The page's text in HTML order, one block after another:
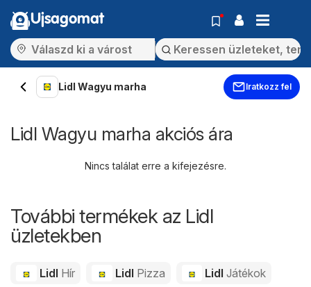
Ujsagomat
Lidl Wagyu marha Iratkozz fel
Lidl Wagyu marha akciós ára
Nincs találat erre a kifejezésre.
További termékek az Lidl
üzletekben
Lidl Hír Lidl Pizza LidlJátékok